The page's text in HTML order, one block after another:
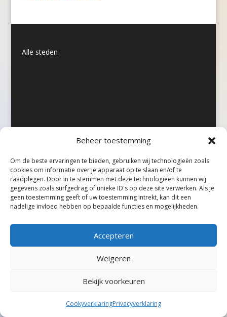
Beheer toestemming
Om de beste ervaringen te bieden, gebruiken wij technologieën zoals
cookies om informatie over je apparaat op te slaan en/of te
raadplegen. Door in te stemmen met deze technologieën kunnen wij
gegevens zoals surfgedrag of unieke ID's op deze site verwerken. Als je
geen toestemming geeft of uw toestemming intrekt, kan dit een
nadelige invloed hebben op bepaalde functies en mogelijkheden.
Accepteren
Weigeren
Bekijk voorkeuren
CookyverklaringPrivacyverklaring
Alle steden
©Taxireview, alle rechten voorbehouden.